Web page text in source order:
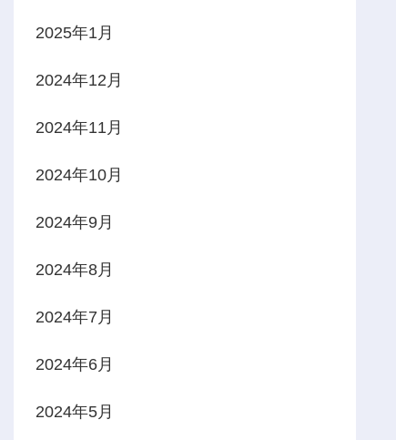
2025年1月
2024年12月
2024年11月
2024年10月
2024年9月
2024年8月
2024年7月
2024年6月
2024年5月